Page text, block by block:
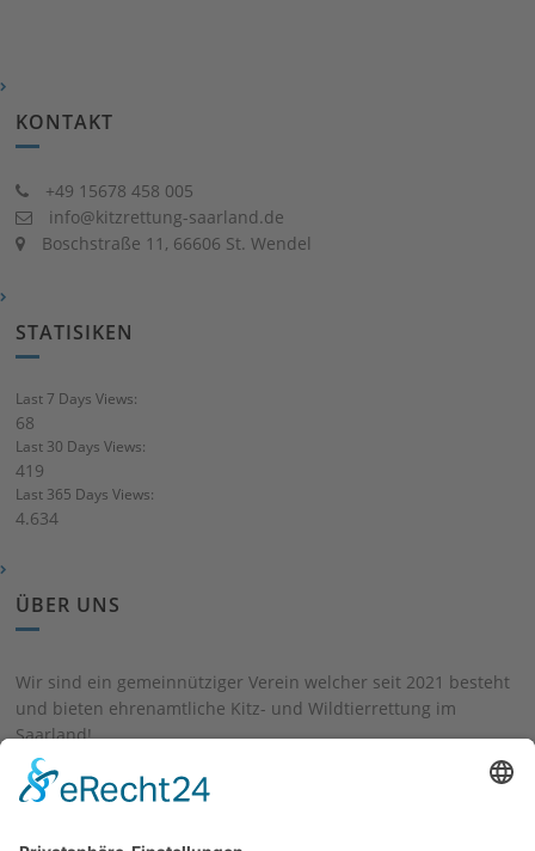
KONTAKT
+49 15678 458 005
info@kitzrettung-saarland.de
Boschstraße 11, 66606 St. Wendel
STATISIKEN
Last 7 Days Views:
68
Last 30 Days Views:
419
Last 365 Days Views:
4.634
ÜBER UNS
Wir sind ein gemeinnütziger Verein welcher seit 2021 besteht
und bieten ehrenamtliche Kitz- und Wildtierrettung im
Saarland!